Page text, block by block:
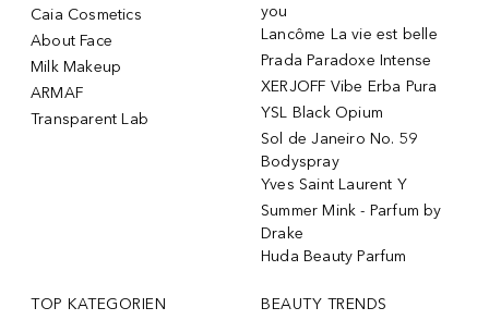
Caia Cosmetics
About Face
Milk Makeup
ARMAF
Transparent Lab
you
Lancôme La vie est belle
Prada Paradoxe Intense
XERJOFF Vibe Erba Pura
YSL Black Opium
Sol de Janeiro No. 59
Bodyspray
Yves Saint Laurent Y
Summer Mink - Parfum by
Drake
Huda Beauty Parfum
TOP KATEGORIEN BEAUTY TRENDS